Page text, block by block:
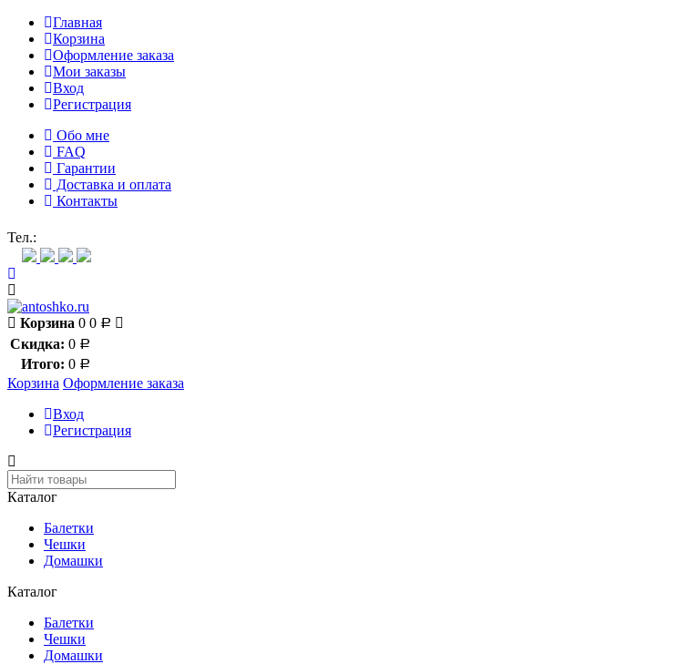
Главная
Корзина
Оформление заказа
Мои заказы
Вход
Регистрация
Обо мне
FAQ
Гарантии
Доставка и оплата
Контакты
Тел.:
Корзина 0 0 Р
Скидка: 0 Р
Итого: 0 Р
Корзина Оформление заказа
Вход
Регистрация
Каталог
Балетки
Чешки
Домашки
Каталог
Балетки
Чешки
Домашки